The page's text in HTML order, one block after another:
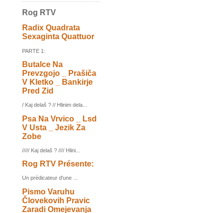
Rog RTV
Radix Quadrata
Sexaginta Quattuor
PARTE 1:
Butalce Na
Prevzgojo _ Prašiča
V Kletko _ Bankirje
Pred Zid
/ Kaj delaš ? // Hlinim dela...
Psa Na Vrvico _ Lsd
V Usta _ Jezik Za
Zobe
///// Kaj delaš ? //// Hlini...
Rog RTV Présente:
Un prédicateur d'une ...
Pismo Varuhu
Človekovih Pravic
Zaradi Omejevanja